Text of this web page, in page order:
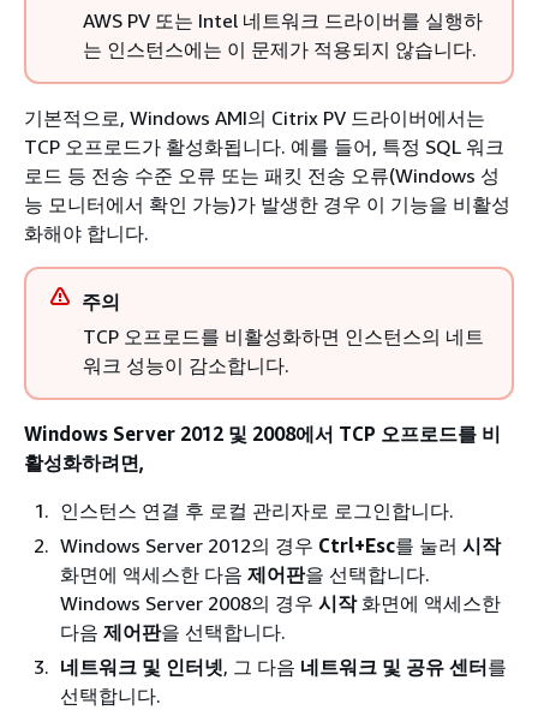
AWS PV 또는 Intel 네트워크 드라이버를 실행하
는 인스턴스에는 이 문제가 적용되지 않습니다.
기본적으로, Windows AMI의 Citrix PV 드라이버에서는
TCP 오프로드가 활성화됩니다. 예를 들어, 특정 SQL 워크
로드 등 전송 수준 오류 또는 패킷 전송 오류(Windows 성
능 모니터에서 확인 가능)가 발생한 경우 이 기능을 비활성
화해야 합니다.
주의
TCP 오프로드를 비활성화하면 인스턴스의 네트
워크 성능이 감소합니다.
Windows Server 2012 및 2008에서 TCP 오프로드를 비
활성화하려면,
인스턴스 연결 후 로컬 관리자로 로그인합니다.
Windows Server 2012의 경우 Ctrl+Esc를 눌러 시작
화면에 액세스한 다음 제어판을 선택합니다.
Windows Server 2008의 경우 시작화면에 액세스한
다음 제어판을 선택합니다.
네트워크 및 인터넷, 그 다음 네트워크 및 공유 센터를
선택합니다.